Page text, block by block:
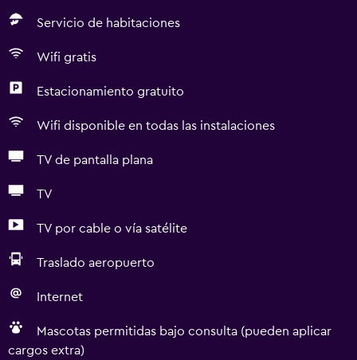
Servicio de habitaciones
Wifi gratis
Estacionamiento gratuito
Wifi disponible en todas las instalaciones
TV de pantalla plana
TV
TV por cable o vía satélite
Traslado aeropuerto
Internet
Mascotas permitidas bajo consulta (pueden aplicar
cargos extra)